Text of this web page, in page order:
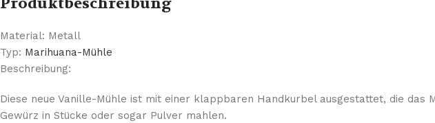
Material: Metall
Typ: Marihuana-Mühle
Beschreibung:
Diese neue Vanille-Mühle ist mit einer klappbaren Handkurbel ausgestattet, die
Gewürz in Stücke oder sogar Pulver mahlen.